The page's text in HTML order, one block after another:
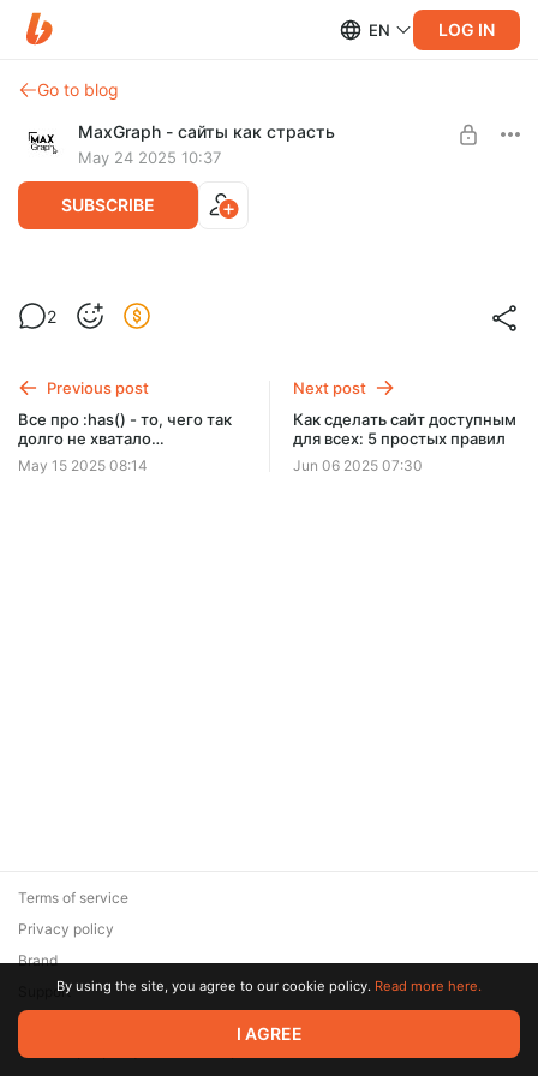
EN LOG IN
Go to blog
MaxGraph - cайты как страсть
May 24 2025 10:37
SUBSCRIBE
Нативная валидация HTML-форм: что
можно сделать без js?
SUBSCRIBE
2
Previous post
Все про :has() - то, чего так
долго не хватало
верстальщикам
May 15 2025 08:14
Next post
Как сделать сайт доступным
для всех: 5 простых правил
Jun 06 2025 07:30
© 2026 Zaya Solutions Limited. All rights reserved. All trademarks
are the property of their respective owners.
Terms of service
Privacy policy
Brand
SupportBy using the site, you agree to our cookie policy. Read more here.
I AGREE